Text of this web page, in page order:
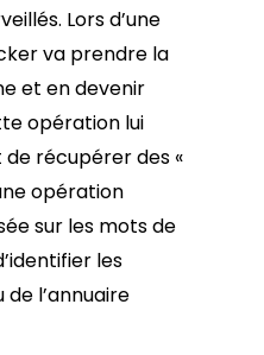
Lors d’une
va prendre la
et en devenir
opération lui
récupérer des «
opération
sur les mots de
les
l’annuaire